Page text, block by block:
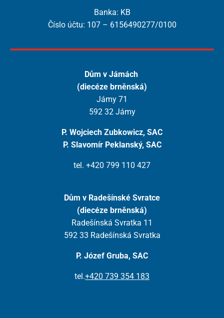
Banka: KB
Číslo účtu: 107 – 6156490277/0100
Dům v Jámách
(diecéze brněnská)
Jámy 71
592 32 Jámy
P. Wojciech Zubkowicz, SAC
P. Slavomír Peklanský, SAC
tel. +420 799 110 427
Dům v Radešínské Svratce
(diecéze brněnská)
Radešínská Svratka 11
592 33 Radešínská Svratka
P. Józef Gruba, SAC
tel.+420 739 354 183